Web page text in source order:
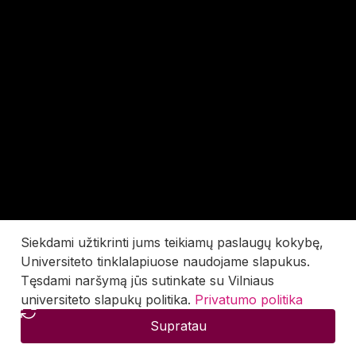
Siekdami užtikrinti jums teikiamų paslaugų kokybę,
Universiteto tinklalapiuose naudojame slapukus.
Tęsdami naršymą jūs sutinkate su Vilniaus
universiteto slapukų politika. Privatumo politika
Supratau